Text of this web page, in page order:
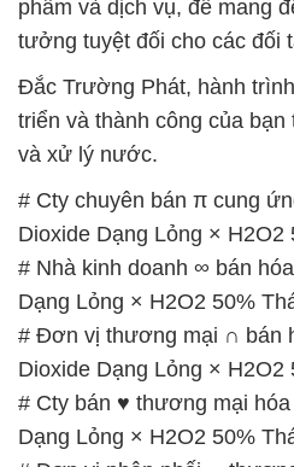
Dạng Lỏng × H2O2 50%
# Cty chuyên thương mại ƒ
Hydrogen Dioxide Dạng
Lan Solvay
# Địa chỉ chuyên kinh doanh
Lan Solvay
# Địa chỉ phân phối ⌡
Hydrogen Dioxide Dạng
Lan Solvay
# Đơn vị thương mại √ cung
Dioxide Dạng Lỏng ×
# Nơi thương mại _ cung
Dioxide Dạng Lỏng × H2O2